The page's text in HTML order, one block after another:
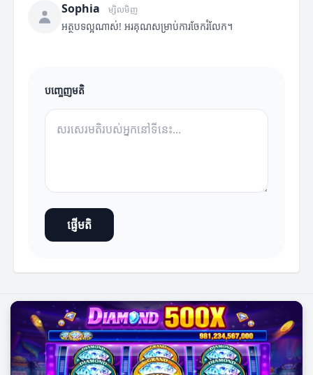
Sophia ម្សិលមិញ
អត្ថបទល្អណាស់! អរគុណសម្រាប់ការចែករំលែក។
បញ្ចេញមតិ
ផ្ញើមតិ